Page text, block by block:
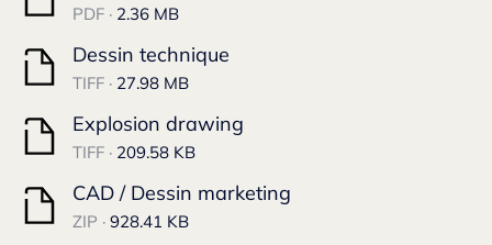
PDF · 2.36 MB
Dessin technique
TIFF · 27.98 MB
Explosion drawing
TIFF · 209.58 KB
CAD / Dessin marketing
ZIP · 928.41 KB